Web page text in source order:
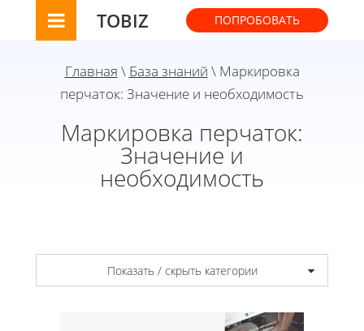
TOBIZ ПОПРОБОВАТЬ
Главная \ База знаний \ Маркировка
перчаток: Значение и необходимость
Маркировка перчаток:
Значение и
необходимость
Показать / скрыть категории